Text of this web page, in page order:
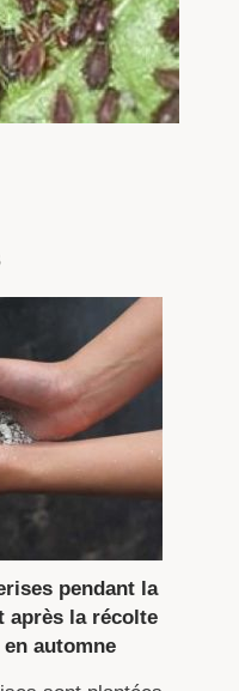
pendant la
après la récolte
automne